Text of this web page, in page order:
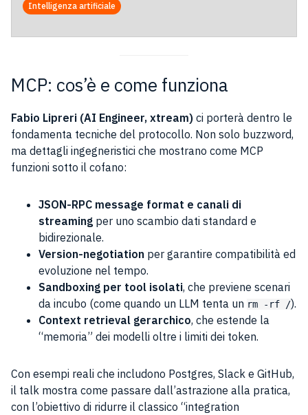
Intelligenza artificiale
MCP: cos’è e come funziona
Fabio Lipreri (AI Engineer, xtream) ci porterà dentro le
fondamenta tecniche del protocollo. Non solo buzzword,
ma dettagli ingegneristici che mostrano come MCP
funzioni sotto il cofano:
JSON-RPC message format e canali di
streaming per uno scambio dati standard e
bidirezionale.
Version-negotiation per garantire compatibilità ed
evoluzione nel tempo.
Sandboxing per tool isolati, che previene scenari
da incubo (come quando un LLM tenta un rm -rf /).
Context retrieval gerarchico, che estende la
“memoria” dei modelli oltre i limiti dei token.
Con esempi reali che includono Postgres, Slack e GitHub,
il talk mostra come passare dall’astrazione alla pratica,
con l’obiettivo di ridurre il classico “integration